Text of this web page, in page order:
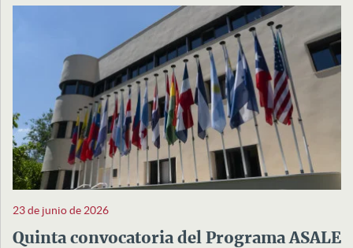
23 de junio de 2026
Quinta convocatoria del Programa ASALE